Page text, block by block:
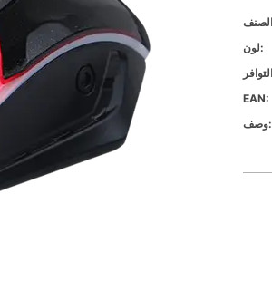
لون:
EAN:
وصف: